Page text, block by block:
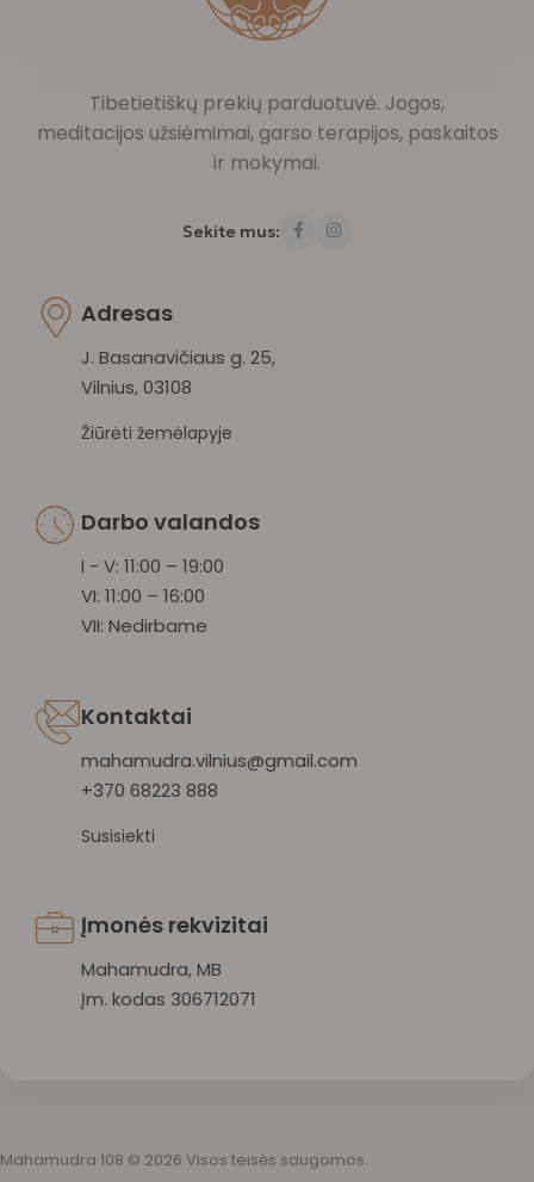
Tibetietiškų prekių parduotuvė. Jogos,
meditacijos užsiėmimai, garso terapijos, paskaitos
ir mokymai.
Sekite mus:
Adresas
J. Basanavičiaus g. 25,
Vilnius, 03108
Žiūrėti žemėlapyje
Darbo valandos
I - V: 11:00 – 19:00
VI: 11:00 – 16:00
VII: Nedirbame
Kontaktai
mahamudra.vilnius@gmail.com
+370 68223 888
Susisiekti
Įmonės rekvizitai
Mahamudra, MB
Įm. kodas 306712071
Mahamudra 108 © 2026 Visos teisės saugomos.